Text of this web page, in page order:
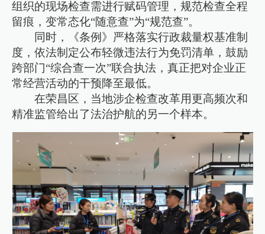
组织的现场检查需进行赋码管理，规范检查全程
留痕，变常态化“随意查”为“规范查”。
同时，《条例》严格落实行政裁量权基准制
度，依法制定公布轻微违法行为免罚清单，鼓励
跨部门“综合查一次”联合执法，真正把对企业正
常经营活动的干预降至最低。
在荣昌区，当地涉企检查改革用更高频次和
精准监管给出了法治护航的另一个样本。